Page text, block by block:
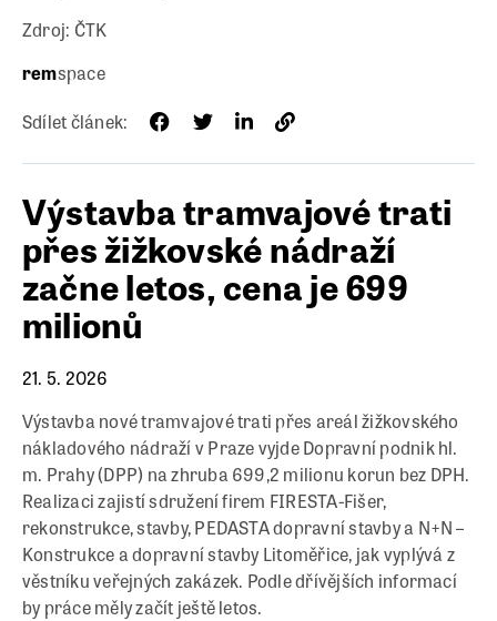
Zdroj: ČTK
remspace
Sdílet článek:
Výstavba tramvajové trati
přes žižkovské nádraží
začne letos, cena je 699
milionů
21. 5. 2026
Výstavba nové tramvajové trati přes areál žižkovského
nákladového nádraží v Praze vyjde Dopravní podnik hl.
m. Prahy (DPP) na zhruba 699,2 milionu korun bez DPH.
Realizaci zajistí sdružení firem FIRESTA-Fišer,
rekonstrukce, stavby, PEDASTA dopravní stavby a N+N –
Konstrukce a dopravní stavby Litoměřice, jak vyplývá z
věstníku veřejných zakázek. Podle dřívějších informací
by práce měly začít ještě letos.